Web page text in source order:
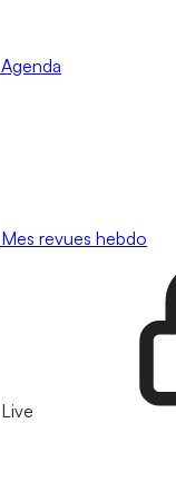
Agenda
Mes revues hebdo
Live